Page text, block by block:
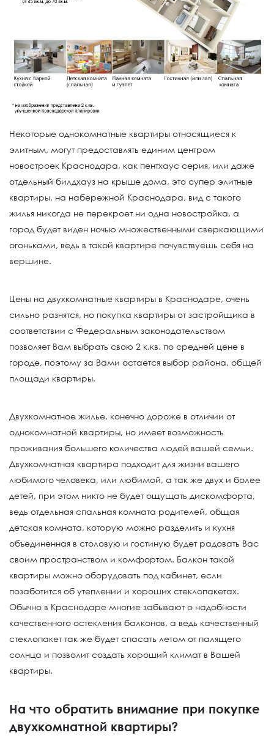
Некоторые однокомнатные квартиры относящиеся к
элитным, могут предоставлять единим центром
новостроек Краснодара, как пентхаус серия, или даже
отдельный билдхауз на крыше дома, это супер элитные
квартиры, на набережной Краснодара, вид с такого
жилья никогда не перекроет ни одна новостройка, а
город будет виден ночью множественными сверкающими
огоньками, ведь в такой квартире почувствуешь себя на
вершине.
Цены на двухкомнатные квартиры в Краснодаре, очень
сильно разнятся, но покупка квартиры от застройщика в
соответствии с Федеральным законодательством
позволяет Вам выбрать свою 2 к.кв. по средней цене в
городе, поэтому за Вами остается выбор района, общей
площади квартиры.
Двухкомнатное жилье, конечно дороже в отличии от
однокомнатной квартиры, но имеет возможность
проживания большего количества людей вашей семьи.
Двухкомнатная квартира подходит для жизни вашего
любимого человека, или любимой, а так же двух и более
детей, при этом никто не будет ощущать дискомфорта,
ведь отдельная спальная комната родителей, общая
детская комната, которую можно разделить и кухня
объединенная в столовую и гостиную будет радовать Вас
своим пространством и комфортом. Балкон такой
квартиры можно оборудовать под кабинет, если
позаботится об утеплении и хороших стеклопакетах.
Обычно в Краснодаре многие забывают о надобности
качественного остекления балконов, а ведь качественный
стеклопакет так же будет спасать летом от палящего
солнца и позволит создать хороший климат в Вашей
квартиры.
На что обратить внимание при покупке
двухкомнатной квартиры?